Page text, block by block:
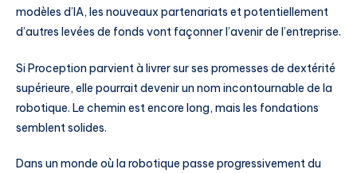
modèles d’IA, les nouveaux partenariats et potentiellement
d’autres levées de fonds vont façonner l’avenir de l’entreprise.
Si Proception parvient à livrer sur ses promesses de dextérité
supérieure, elle pourrait devenir un nom incontournable de la
robotique. Le chemin est encore long, mais les fondations
semblent solides.
Dans un monde où la robotique passe progressivement du